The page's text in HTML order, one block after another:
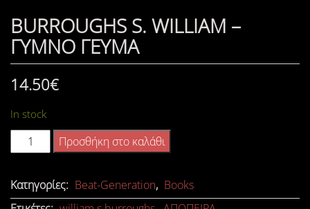
BURROUGHS S. WILLIAM –
ΓΥΜΝΟ ΓΕΥΜΑ
14.50€
In stock
BURROUGHS
S.
WILLIAM
-
Προσθήκη στο καλάθι
Κατηγορίες: Beat-Generation, Books